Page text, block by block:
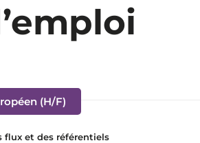
(H/F)
flux et des référentiels